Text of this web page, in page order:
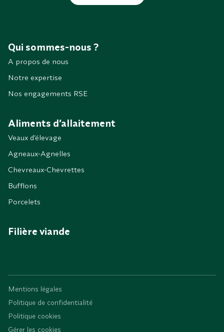
Qui sommes-nous ?
A propos de nous
Notre expertise
Nos engagements RSE
Aliments d’allaitement
Veaux d’élevage
Agneaux-Agnelles
Chevreaux-Chevrettes
Bufflons
Porcelets
Filière viande
Mentions légales
Politique de confidentialité
Politique cookies
Gérer les cookies